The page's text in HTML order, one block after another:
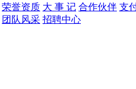
荣誉资质 大 事 记 合作伙伴 支
团队风采 招聘中心